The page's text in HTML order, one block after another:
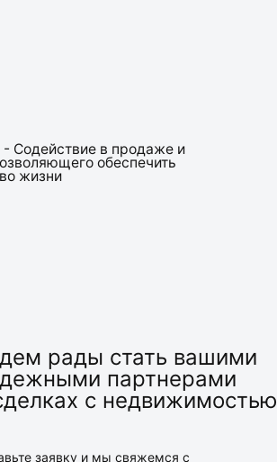
рады стать вашими
партнерами
с недвижимостью
заявку и мы свяжемся с